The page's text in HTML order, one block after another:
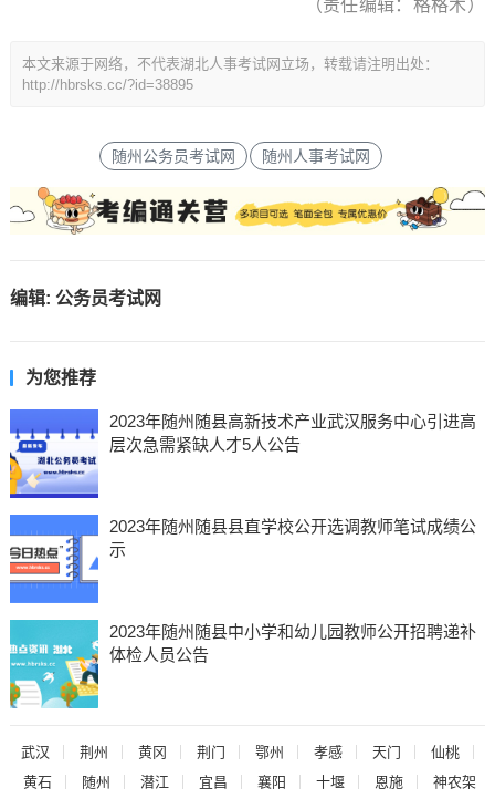
（责任编辑：格格木）
本文来源于网络，不代表湖北人事考试网立场，转载请注明出处：
http://hbrsks.cc/?id=38895
随州公务员考试网 随州人事考试网
编辑: 公务员考试网
为您推荐
2023年随州随县高新技术产业武汉服务中心引进高
层次急需紧缺人才5人公告
2023年随州随县县直学校公开选调教师笔试成绩公
示
2023年随州随县中小学和幼儿园教师公开招聘递补
体检人员公告
武汉 荆州 黄冈 荆门 鄂州 孝感 天门
仙桃
黄石
随州 潜江 宜昌 襄阳 十堰 恩施 神农架